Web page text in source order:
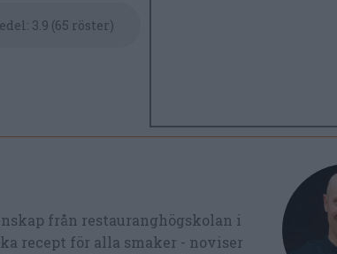
3.9 (65 röster)
från restauranghögskolan i
recept för alla smaker - noviser